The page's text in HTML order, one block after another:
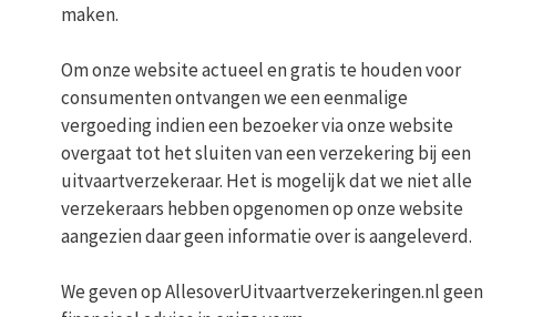
maken.
Om onze website actueel en gratis te houden voor
consumenten ontvangen we een eenmalige
vergoeding indien een bezoeker via onze website
overgaat tot het sluiten van een verzekering bij een
uitvaartverzekeraar. Het is mogelijk dat we niet alle
verzekeraars hebben opgenomen op onze website
aangezien daar geen informatie over is aangeleverd.
We geven op AllesoverUitvaartverzekeringen.nl geen